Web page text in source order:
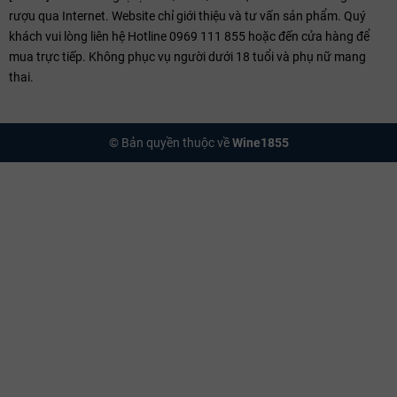
giã, vị chát nhẹ và hương thơm thanh khiết của hoa trắng, thảo
mộc, vỏ chanh và khoáng chất. Dry Vermouth chính là mảnh
ghép tối thượng làm nên ly "King of Cocktail" – Martini.
trong vắt của Dry Vermouth nhưng lại sở hữu vị ngọt ngào, êm dịu
của Sweet Vermouth, ngập tràn hương hoa và hương trái cây nhiệt
rượu qua Internet. Website chỉ giới thiệu và tư vấn sản phẩm. Quý
khách vui lòng liên hệ Hotline 0969 111 855 hoặc đến cửa hàng để
mua trực tiếp. Không phục vụ người dưới 18 tuổi và phụ nữ mang
thai.
© Bản quyền thuộc vềWine1855